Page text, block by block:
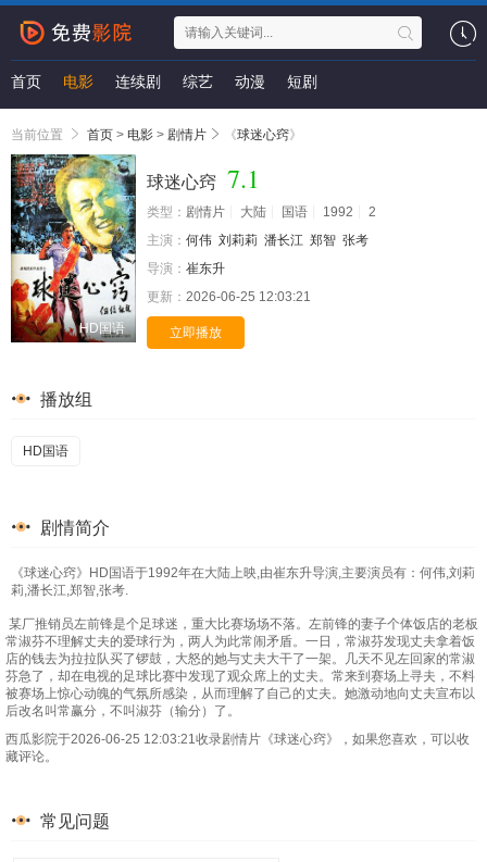
首页 电影 连续剧 综艺 动漫 短剧
当前位置 首页 > 电影 > 剧情片 《球迷心窍》
HD国语
球迷心窍 7.1
类型： 剧情片 大陆 国语 1992
2
主演： 何伟 刘莉莉 潘长江 郑智 张考
导演： 崔东升
更新： 2026-06-25 12:03:21
立即播放
播放组
HD国语
剧情简介
《球迷心窍》HD国语于1992年在大陆上映,由崔东升导演,主要演员有：何伟,刘莉
莉,潘长江,郑智,张考.
某厂推销员左前锋是个足球迷，重大比赛场场不落。左前锋的妻子个体饭店的老板
常淑芬不理解丈夫的爱球行为，两人为此常闹矛盾。一日，常淑芬发现丈夫拿着饭
店的钱去为拉拉队买了锣鼓，大怒的她与丈夫大干了一架。几天不见左回家的常淑
芬急了，却在电视的足球比赛中发现了观众席上的丈夫。常来到赛场上寻夫，不料
被赛场上惊心动魄的气氛所感染，从而理解了自己的丈夫。她激动地向丈夫宣布以
后改名叫常赢分，不叫淑芬（输分）了。
西瓜影院于2026-06-25 12:03:21收录剧情片《球迷心窍》，如果您喜欢，可以收
藏评论。
常见问题